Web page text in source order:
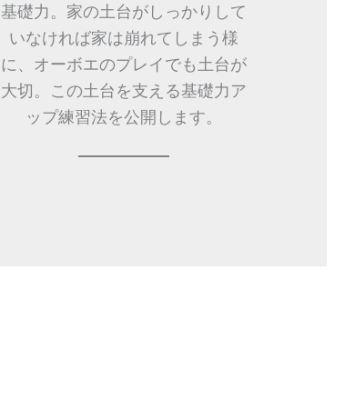
基礎力。家の土台がしっかりして
いなければ家は崩れてしまう様
に、オーボエのプレイでも土台が
大切。この土台を支える基礎力ア
ップ練習法を公開します。